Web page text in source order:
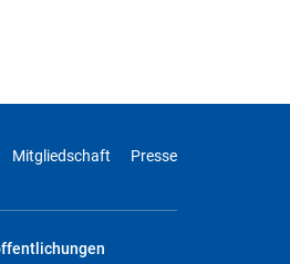
Mitgliedschaft Presse